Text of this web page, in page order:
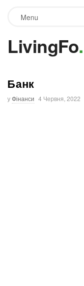
Menu
LivingFo.
Банк
уФінанси 4 Червня, 2022